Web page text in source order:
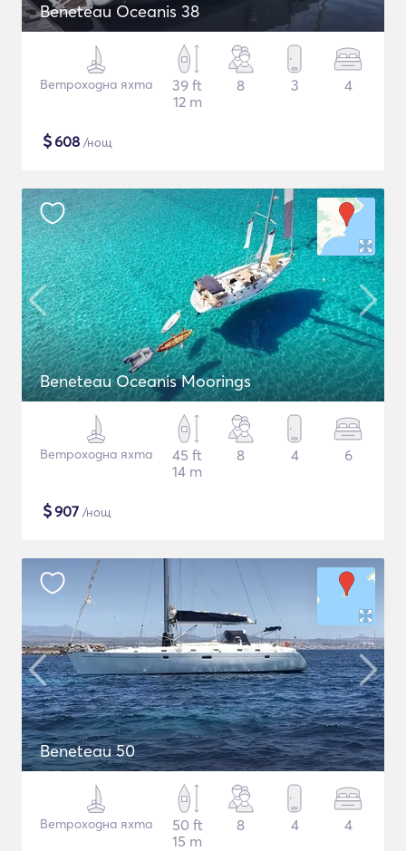
Beneteau Oceanis 38
Ветроходна яхта
39 ft
12 m
8 3 4
$608 /нощ
Beneteau Oceanis Moorings
Ветроходна яхта
45 ft
14 m
8 4 6
$907 /нощ
Beneteau 50
Ветроходна яхта
50 ft
15 m
8 4 4